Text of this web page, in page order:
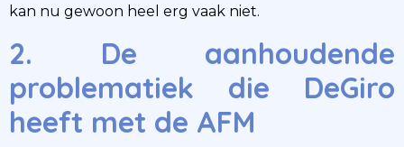
kan nu gewoon heel erg vaak niet.
2. De aanhoudende
problematiek die DeGiro
heeft met de AFM